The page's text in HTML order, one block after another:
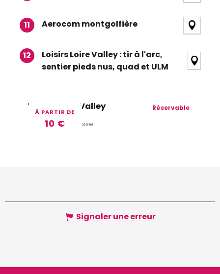
11 Aerocom montgolfière
12
Loisirs Loire Valley : tir à l'arc,
sentier pieds nus, quad et ULM
À PARTIR DE
10 €
Loisirs Loire Valley
Chouzy-sur-Cisse
Réservable
Signaler une erreur